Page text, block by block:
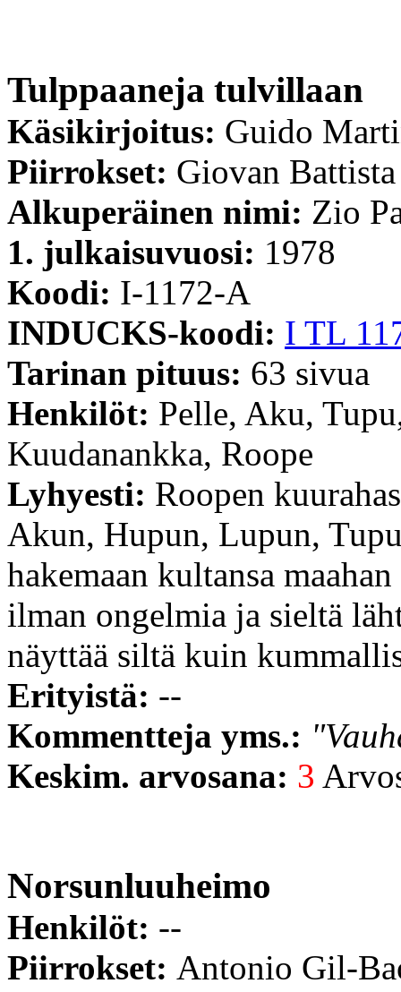
Tulppaaneja tulvillaan
Käsikirjoitus: Guido
Piirrokset: Giovan
Alkuperäinen nimi: Zio
1. julkaisuvuosi: 1978
Koodi: I-1172-A
INDUCKS-koodi: I TL
Tarinan pituus: 63 sivua
Henkilöt: Pelle, Aku,
Kuudanankka, Roope
Lyhyesti: Roopen
Akun, Hupun, Lupun,
hakemaan kultansa
ilman ongelmia ja sieltä
näyttää siltä kuin
Erityistä: --
Kommentteja yms.:
Keskim. arvosana: 3
Norsunluuheimo
Henkilöt: --
Piirrokset: Antonio Gil-